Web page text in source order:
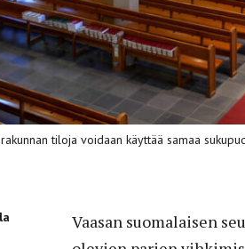
tiloja voidaan käyttää samaa
Vaasan suomalaisen